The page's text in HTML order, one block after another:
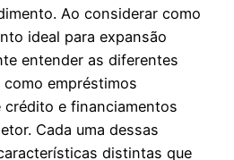
Ao considerar como
ideal para expansão
entender as diferentes
empréstimos
e financiamentos
Cada uma dessas
distintas que